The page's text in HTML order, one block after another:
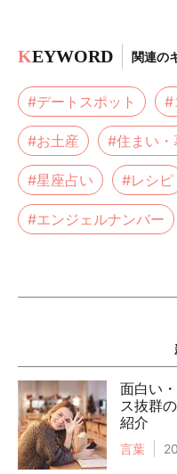
KEYWORD 関連の
#デートスポット #
#お土産 #住まい・
#星座占い #レシピ
#エンジェルナンバー
面白い
ス抜群
紹介
言葉